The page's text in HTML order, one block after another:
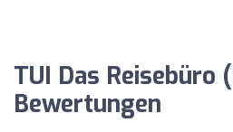
TUI Das Reisebüro
Bewertungen